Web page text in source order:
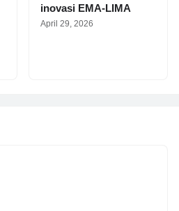
inovasi EMA-LIMA
April 29, 2026